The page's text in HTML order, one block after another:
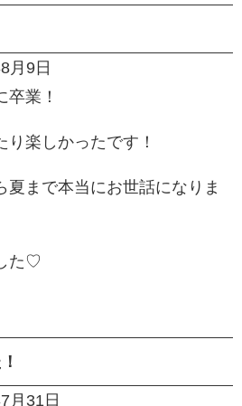
月9日
業！
楽しかったです！
夏まで本当にお世話になりま
た♡
月31日